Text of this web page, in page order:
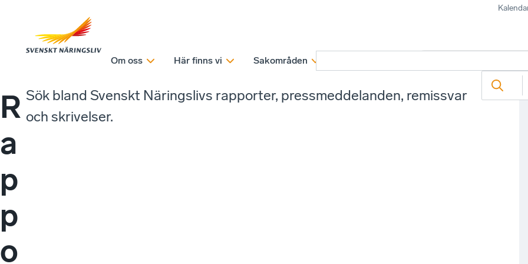
Om oss Här finns vi Sakområden
R
a
p
p
o
Sök bland Svenskt Näringslivs rapporter, pressmeddelanden, remissvar
och skrivelser.